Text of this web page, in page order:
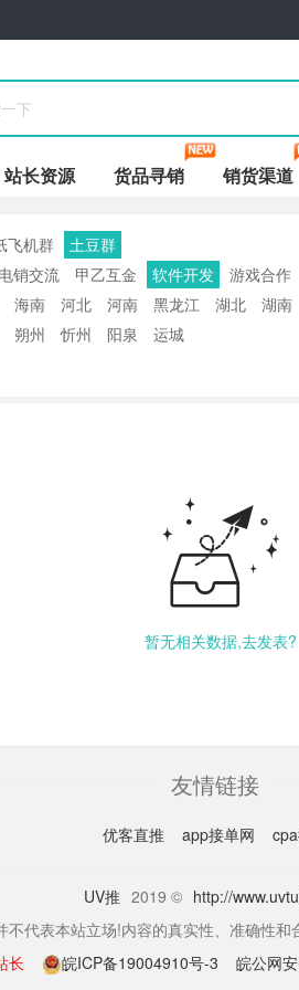
站长资源 货品寻销 销货渠道
飞机群
土豆群
电销交流 甲乙互金 软件开发 游戏合作
海南 河北 河南 黑龙江 湖北 湖南
重庆 香港 澳门 台湾
朔州 忻州 阳泉 运城
暂无相关数据,去发表?
友情链接
优客直推 app接单网
UV推 2019 © http://
代表本站立场!内容的真实性、准确性和
长
皖ICP备19004910号-3 皖公网